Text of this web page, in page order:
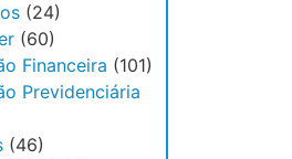
(24)
(60)
Financeira (101)
Previdenciária
(46)